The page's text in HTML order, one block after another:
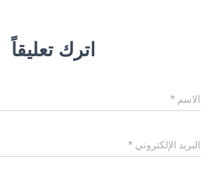
اترك تعليقاً
الاسم *
البريد الإلكتروني *